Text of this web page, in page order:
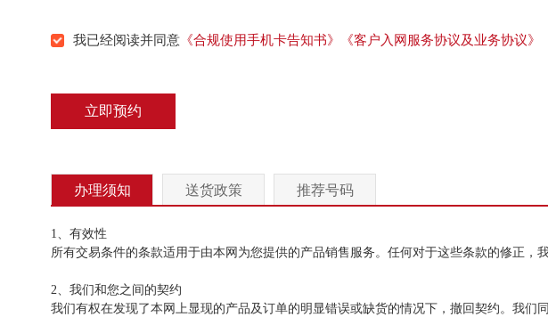
我已经阅读并同意 《合规使用手机卡告知书》 《客户入网服务协议及业务协议》
立即预约
办理须知 送货政策 推荐号码
1、有效性
所有交易条件的条款适用于由本网为您提供的产品销售服务。任何对于这些条款的修正，
2、我们和您之间的契约
我们有权在发现了本网上显现的产品及订单的明显错误或缺货的情况下，撤回契约。我们